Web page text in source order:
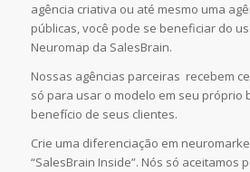
agência criativa ou até mesmo uma
públicas, você pode se beneficiar do
Neuromap da SalesBrain.
Nossas agências parceiras recebem
só para usar o modelo em seu próprio
benefício de seus clientes.
Crie uma diferenciação em
“SalesBrain Inside”. Nós só aceitamos